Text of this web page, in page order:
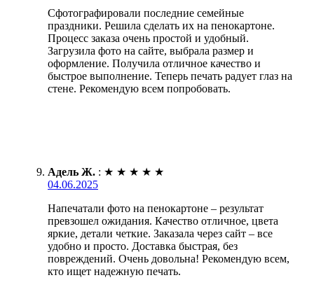
Сфотографировали последние семейные
праздники. Решила сделать их на пенокартоне.
Процесс заказа очень простой и удобный.
Загрузила фото на сайте, выбрала размер и
оформление. Получила отличное качество и
быстрое выполнение. Теперь печать радует глаз на
стене. Рекомендую всем попробовать.
Адель Ж. : ★ ★ ★ ★ ★
04.06.2025
Напечатали фото на пенокартоне – результат
превзошел ожидания. Качество отличное, цвета
яркие, детали четкие. Заказала через сайт – все
удобно и просто. Доставка быстрая, без
повреждений. Очень довольна! Рекомендую всем,
кто ищет надежную печать.